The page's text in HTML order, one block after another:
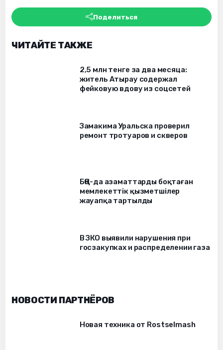
Поделиться
ЧИТАЙТЕ ТАКЖЕ
2,5 млн тенге за два месяца:
житель Атырау содержал
фейковую вдову из соцсетей
Замакима Уральска проверил
ремонт тротуаров и скверов
БҚО-да азаматтарды боқтаған
мемлекеттік қызметшілер
жауапқа тартылды
В ЗКО выявили нарушения при
госзакупках и распределении газа
НОВОСТИ ПАРТНЁРОВ
Новая техника от Rostselmash